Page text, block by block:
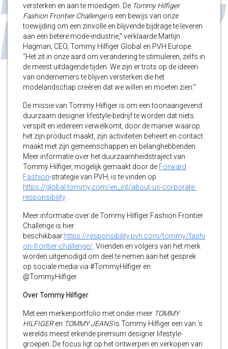
versterken en aan te moedigen. De Tommy Hilfiger
Fashion Frontier Challengeis een bewijs van onze
toewijding om een zinvolle en blijvende bijdrage te leveren
aan een betere mode-industrie,” verklaarde Martijn
Hagman, CEO, Tommy Hilfiger Global en PVH Europe.
“Het zit in onze aard om verandering te stimuleren, zelfs in
de meest uitdagende tijden. We zijn er trots op de ideeën
van ondernemers te blijven versterken die het
modelandschap creëren dat we willen en moeten zien.”
De missie van Tommy Hilfiger is om een toonaangevend
duurzaam designer lifestyle-bedrijf te worden dat niets
verspilt en iedereen verwelkomt, door de manier waarop
het zijn product maakt, zijn activiteiten beheert en contact
maakt met zijn gemeenschappen en belanghebbenden.
Meer informatie over het duurzaamheidstraject van
Tommy Hilfiger, mogelijk gemaakt door de Forward
Fashion-strategie van PVH, is te vinden op
https://global.tommy.com/en_int/about-us-corporate-
responsibility.
Meer informatie over de Tommy Hilfiger Fashion Frontier
Challenge is hier
beschikbaar:https://responsibility.pvh.com/tommy/fashi
on-frontier-challenge/ . Vrienden en volgers van het merk
worden uitgenodigd om deel te nemen aan het gesprek
op sociale media via #TommyHilfiger en
@TommyHilfiger.
Over Tommy Hilfiger
Met een merkenportfolio met onder meer TOMMY
HILFIGERen TOMMY JEANSis Tommy Hilfiger een van ‘s
werelds meest erkende premium designer lifestyle-
groepen. De focus ligt op het ontwerpen en verkopen van